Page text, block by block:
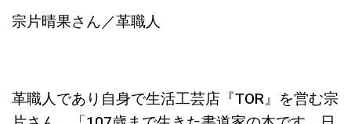
宗片晴果さん／革職人
革職人であり自身で生活工芸店『TOR』を営む宗